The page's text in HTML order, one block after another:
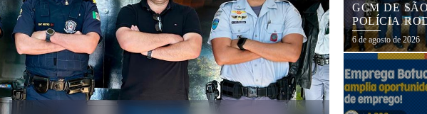
GCM DE
POLÍCIA
DISCUTEM
EDUCAÇÃO
TRÂNSITO
6 de agosto de 2026